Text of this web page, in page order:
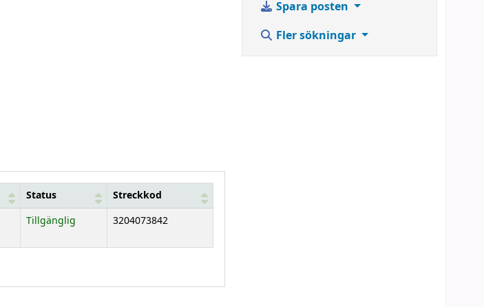
Status Streckkod
Tillgänglig 3204073842
Spara posten
Fler sökningar